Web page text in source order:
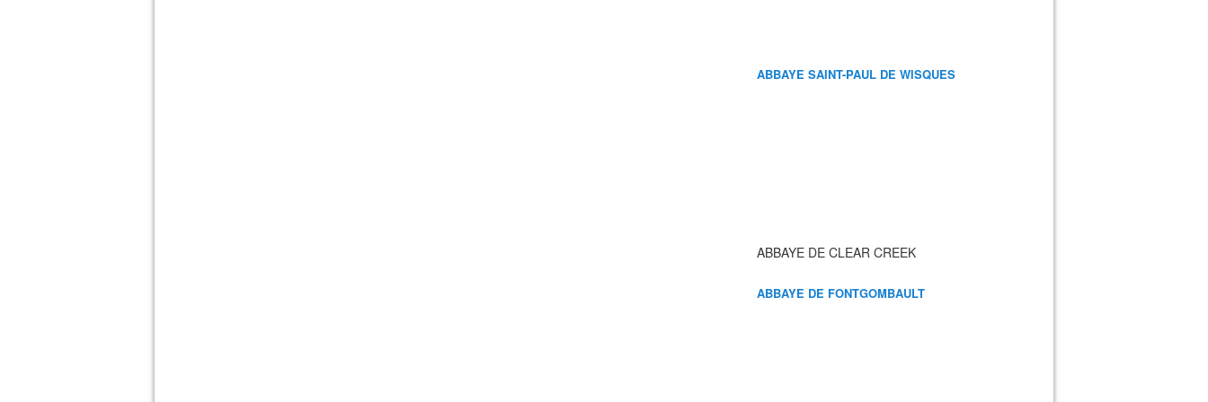
ABBAYE SAINT-PAUL DE WISQUES
ABBAYE DE CLEAR CREEK
ABBAYE DE FONTGOMBAULT